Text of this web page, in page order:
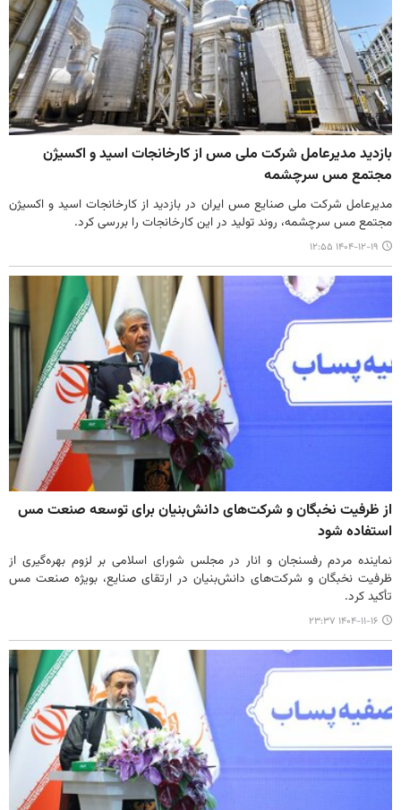
بازدید مدیرعامل شرکت ملی مس از کارخانجات اسید و اکسیژن
مجتمع مس سرچشمه
مدیرعامل شرکت ملی صنایع مس ایران در بازدید از کارخانجات اسید و اکسیژن
مجتمع مس سرچشمه، روند تولید در این کارخانجات را بررسی کرد.
۱۴۰۴-۱۲-۱۹ ۱۲:۵۵
از ظرفیت نخبگان و شرکت‌های دانش‌بنیان برای توسعه صنعت مس
استفاده شود
نماینده مردم رفسنجان و انار در مجلس شورای اسلامی بر لزوم بهره‌گیری از
ظرفیت نخبگان و شرکت‌های دانش‌بنیان در ارتقای صنایع، بویژه صنعت مس
تأکید کرد.
۱۴۰۴-۱۱-۱۶ ۲۳:۳۷